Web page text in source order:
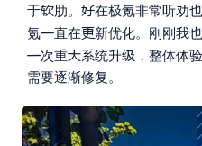
于肋。 在极氪非常听劝
氪直在新优化。刚刚我也
次重系统升 ，整体体验
需要逐渐修复。